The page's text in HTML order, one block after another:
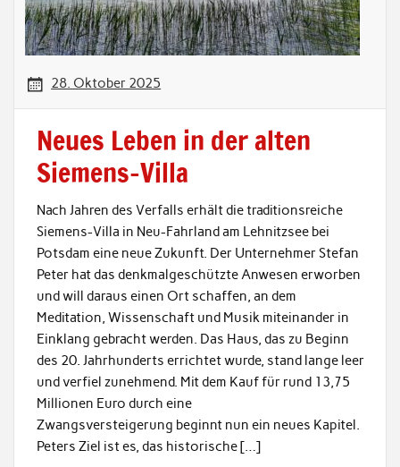
28. Oktober 2025
Neues Leben in der alten
Siemens-Villa
Nach Jahren des Verfalls erhält die traditionsreiche
Siemens-Villa in Neu-Fahrland am Lehnitzsee bei
Potsdam eine neue Zukunft. Der Unternehmer Stefan
Peter hat das denkmalgeschützte Anwesen erworben
und will daraus einen Ort schaffen, an dem
Meditation, Wissenschaft und Musik miteinander in
Einklang gebracht werden. Das Haus, das zu Beginn
des 20. Jahrhunderts errichtet wurde, stand lange leer
und verfiel zunehmend. Mit dem Kauf für rund 13,75
Millionen Euro durch eine
Zwangsversteigerung beginnt nun ein neues Kapitel.
Peters Ziel ist es, das historische […]